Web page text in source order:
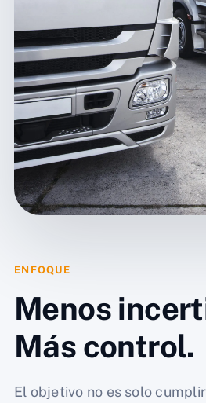
ENFOQUE
Menos
Más control.
El objetivo no es solo